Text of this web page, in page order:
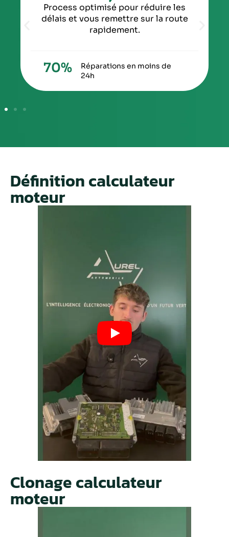
Process optimisé pour réduire les
délais et vous remettre sur la route
rapidement.
Réparations en moins de
24h
70%
Définition calculateur
moteur
Clonage calculateur
moteur